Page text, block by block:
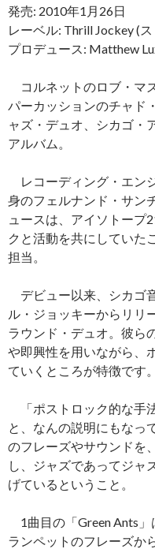
発売: 2010年1月26日
レーベル: Thrill Jockey (
プロデュース: Matthew
コルネットのロブ・マ
パーカッションのチャド
ャズ・デュオ、シカゴ・
アルバム。
レコーディング・エン
身のフェルナンド・サン
ュースは、アイソトープ
クと活動を共にしていた
担当。
デビュー以来、シカゴ
ル・ジョッキーからリリ
ラウンド・デュオ。彼ら
や即興性を用いながら、
ていくところが特徴です。
「ポストロック的な手
と、なんの説明にもなっ
のフレーズやサウンドを
し、ジャズであってジャ
げているということ。
1曲目の「Green Ants」
ランペットのフレーズか